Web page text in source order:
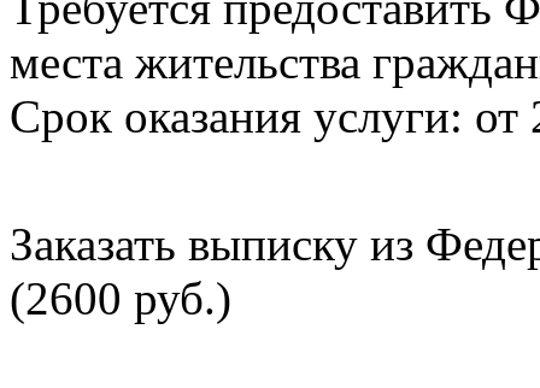
места жительства
Срок оказания услуги: от
Заказать выписку из
(2600 руб.)